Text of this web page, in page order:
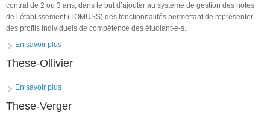
contrat de 2 ou 3 ans, dans le but d’ajouter au système de gestion des notes
de l’établissement (TOMUSS) des fonctionnalités permettant de représenter
des profils individuels de compétence des étudiant-e-s.
En savoir plus
These-Ollivier
En savoir plus
These-Verger